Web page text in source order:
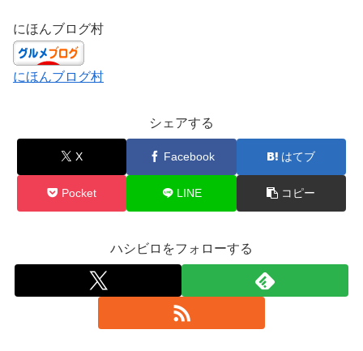
にほんブログ村
にほんブログ村
シェアする
X Facebook はてブ
Pocket LINE コピー
ハシビロをフォローする